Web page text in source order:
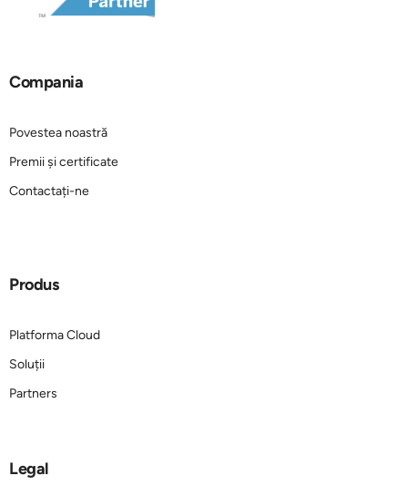
Compania
Povestea noastră
Premii și certificate
Contactați-ne
Produs
Platforma Cloud
Soluții
Partners
Legal